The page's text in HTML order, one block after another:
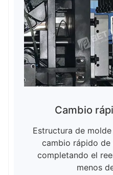
Cambio
Estructura de
cambio rápido
completando el
menos